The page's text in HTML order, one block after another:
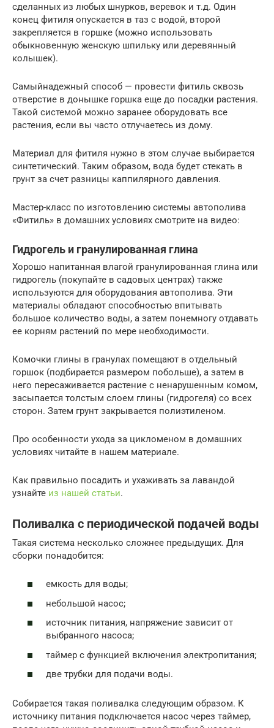
сделанных из любых шнурков, веревок и т.д. Один
конец фитиля опускается в таз с водой, второй
закрепляется в горшке (можно использовать
обыкновенную женскую шпильку или деревянный
колышек).
Самыйнадежный способ — провести фитиль сквозь
отверстие в донышке горшка еще до посадки растения.
Такой системой можно заранее оборудовать все
растения, если вы часто отлучаетесь из дому.
Материал для фитиля нужно в этом случае выбирается
синтетический. Таким образом, вода будет стекать в
грунт за счет разницы каппилярного давления.
Мастер-класс по изготовлению системы автополива
«Фитиль» в домашних условиях смотрите на видео:
Гидрогель и гранулированная глина
Хорошо напитанная влагой гранулированная глина или
гидрогель (покупайте в садовых центрах) также
используются для оборудования автополива. Эти
материалы обладают способностью впитывать
большое количество воды, а затем понемногу отдавать
ее корням растений по мере необходимости.
Комочки глины в гранулах помещают в отдельный
горшок (подбирается размером побольше), а затем в
него пересаживается растение с ненарушенным комом,
засыпается толстым слоем глины (гидрогеля) со всех
сторон. Затем грунт закрывается полиэтиленом.
Про особенности ухода за цикломеном в домашних
условиях читайте в нашем материале.
Как правильно посадить и ухаживать за лавандой
узнайте из нашей статьи.
Поливалка с периодической подачей воды
Такая система несколько сложнее предыдущих. Для
сборки понадобится:
емкость для воды;
небольшой насос;
источник питания, напряжение зависит от
выбранного насоса;
таймер с функцией включения электропитания;
две трубки для подачи воды.
Собирается такая поливалка следующим образом. К
источнику питания подключается насос через таймер,